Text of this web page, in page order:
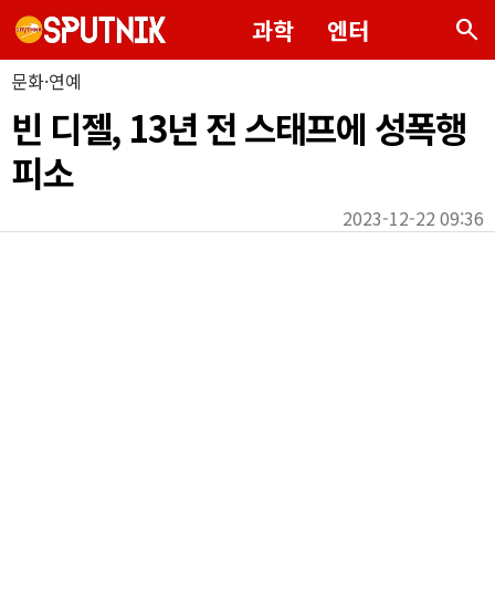
과학 엔터 search
문화·연예
빈 디젤, 13년 전 스태프에 성폭행
피소
2023-12-22 09:36